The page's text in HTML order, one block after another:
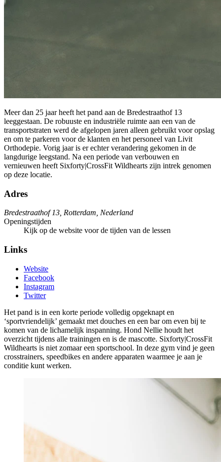
Meer dan 25 jaar heeft het pand aan de Bredestraathof 13
leeggestaan. De robuuste en industriële ruimte aan een van de
transportstraten werd de afgelopen jaren alleen gebruikt voor opslag
en om te parkeren voor de klanten en het personeel van Livit
Orthodepie. Vorig jaar is er echter verandering gekomen in de
langdurige leegstand. Na een periode van verbouwen en
vernieuwen heeft Sixforty|CrossFit Wildhearts zijn intrek genomen
op deze locatie.
Adres
Bredestraathof 13, Rotterdam, Nederland
Openingstijden
Kijk op de website voor de tijden van de lessen
Links
Website
Facebook
Instagram
Twitter
Het pand is in een korte periode volledig opgeknapt en
‘sportvriendelijk’ gemaakt met douches en een bar om even bij te
komen van de lichamelijk inspanning. Hond Nellie houdt het
overzicht tijdens alle trainingen en is de mascotte. Sixforty|CrossFit
Wildhearts is niet zomaar een sportschool. In deze gym vind je geen
crosstrainers, speedbikes en andere apparaten waarmee je aan je
conditie kunt werken.